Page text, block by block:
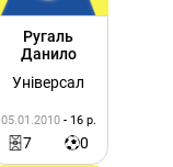
Ругаль
Данило
Універсал
05.01.2010 - 16 р.
7 0